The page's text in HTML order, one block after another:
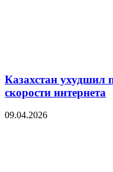
Казахстан ухудшил
скорости интернета
09.04.2026